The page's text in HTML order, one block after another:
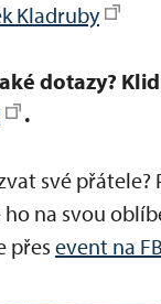
Kladruby
dotazy?
.
své přátele?
na svou
přes event na FB